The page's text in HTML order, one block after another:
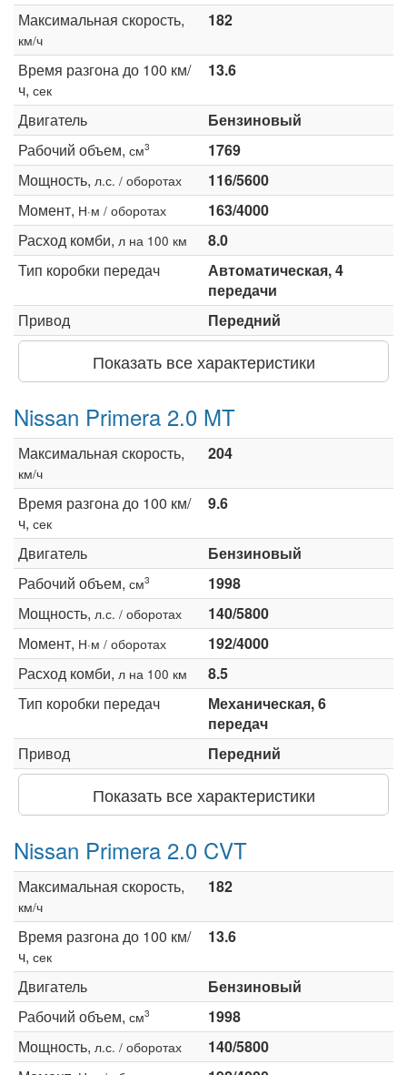
Максимальная скорость,
км/ч
182
Время разгона до 100 км/
ч, сек
13.6
Двигатель
Бензиновый
Рабочий объем, см3
1769
Мощность, л.с. / оборотах
116/5600
Момент, Н·м / оборотах
163/4000
Расход комби, л на 100 км
8.0
Тип коробки передач
Автоматическая, 4
передачи
Привод
Передний
Показать все характеристики
Nissan Primera 2.0 MT
Максимальная скорость,
км/ч
204
Время разгона до 100 км/
ч, сек
9.6
Двигатель
Бензиновый
Рабочий объем, см3
1998
Мощность, л.с. / оборотах
140/5800
Момент, Н·м / оборотах
192/4000
Расход комби, л на 100 км
8.5
Тип коробки передач
Механическая, 6
передач
Привод
Передний
Показать все характеристики
Nissan Primera 2.0 CVT
Максимальная скорость,
км/ч
182
Время разгона до 100 км/
ч, сек
13.6
Двигатель
Бензиновый
Рабочий объем, см3
1998
Мощность, л.с. / оборотах
140/5800